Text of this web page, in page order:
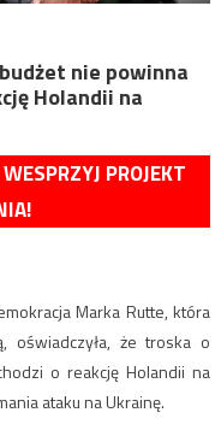
nie powinna
Holandii na
PROJEKT
Marka Rutte, która
oświadczyła, że troska o
o reakcję Holandii na
ataku na Ukrainę.